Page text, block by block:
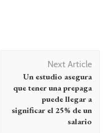
Next Article
Un estudio asegura
que tener una prepaga
puede llegar a
significar el 25% de un
salario